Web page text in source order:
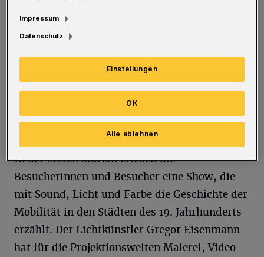
Station 1: Projektionswelten
: Städte im Wachstum –
Mobilität im Wandel
In der ersten Station erleben die
Besucherinnen und Besucher eine Show, die
mit Sound, Licht und Farbe die Geschichte der
Mobilität in den Städten des 19. Jahrhunderts
erzählt. Der Lichtkünstler Gregor Eisenmann
hat für die Projektionswelten Malerei, Video
Impressum
Datenschutz
Einstellungen
Alle ablehnen
OK